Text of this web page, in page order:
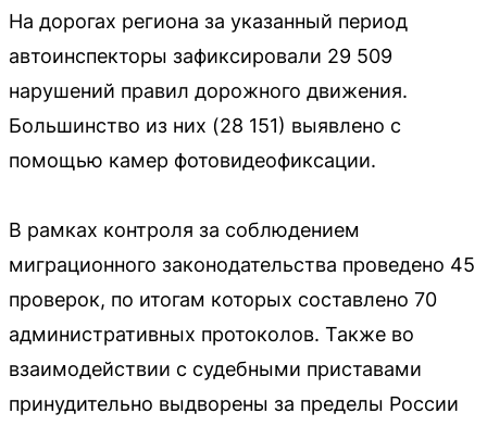
На дорогах региона за указанный период
автоинспекторы зафиксировали 29 509
нарушений правил дорожного движения.
Большинство из них (28 151) выявлено с
помощью камер фотовидеофиксации.
В рамках контроля за соблюдением
миграционного законодательства проведено 45
проверок, по итогам которых составлено 70
административных протоколов. Также во
взаимодействии с судебными приставами
принудительно выдворены за пределы России